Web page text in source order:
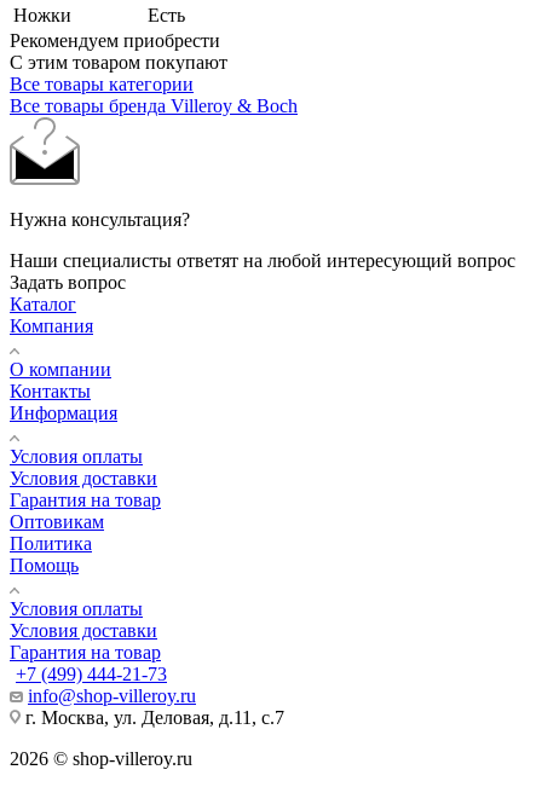
Ножки
Есть
Рекомендуем приобрести
С этим товаром покупают
Все товары категории
Все товары бренда Villeroy & Boch
Нужна консультация?
Наши специалисты ответят на любой интересующий вопрос
Задать вопрос
Каталог
Компания
О компании
Контакты
Информация
Условия оплаты
Условия доставки
Гарантия на товар
Оптовикам
Политика
Помощь
Условия оплаты
Условия доставки
Гарантия на товар
+7 (499) 444-21-73
info@shop-villeroy.ru
г. Москва, ул. Деловая, д.11, с.7
2026 © shop-villeroy.ru